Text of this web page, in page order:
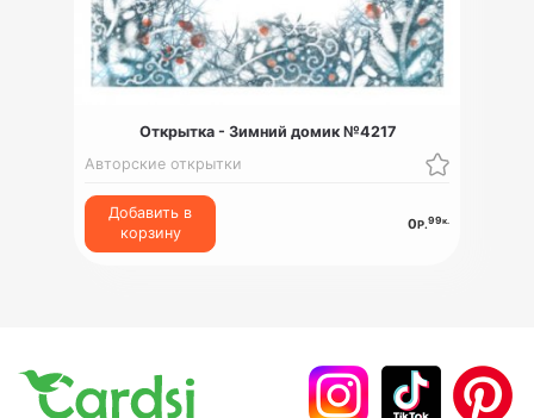
Открытка - Зимний домик №4217
Авторские открытки
Добавить в
корзину
0Р.99к.